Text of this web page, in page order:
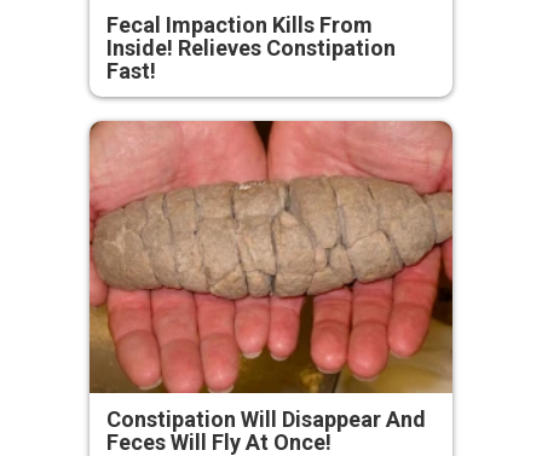
Fecal Impaction Kills From
Inside! Relieves Constipation
Fast!
Constipation Will Disappear And
Feces Will Fly At Once!